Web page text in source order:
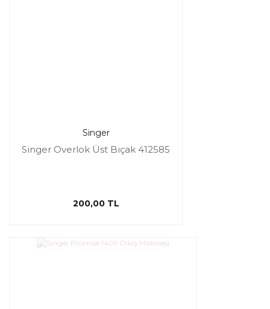
Singer
Singer Overlok Üst Bıçak 412585
200,00 TL